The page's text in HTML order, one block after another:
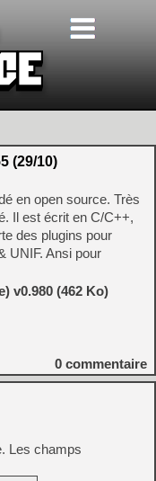
(29/10)
en open source. Très
Il est écrit en C/C++,
des plugins pour
UNIF. Ansi pour
v0.980 (462 Ko)
0 commentaire
Les champs